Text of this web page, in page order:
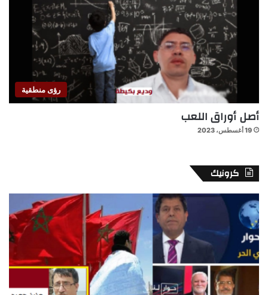
رؤى منطقية
أصل أوراق اللعب
19 أغسطس، 2023
كرونيك